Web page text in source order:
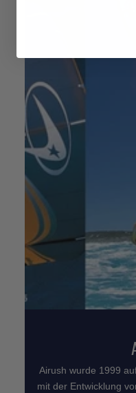
Airush wurde 1999
mit der Entwicklung